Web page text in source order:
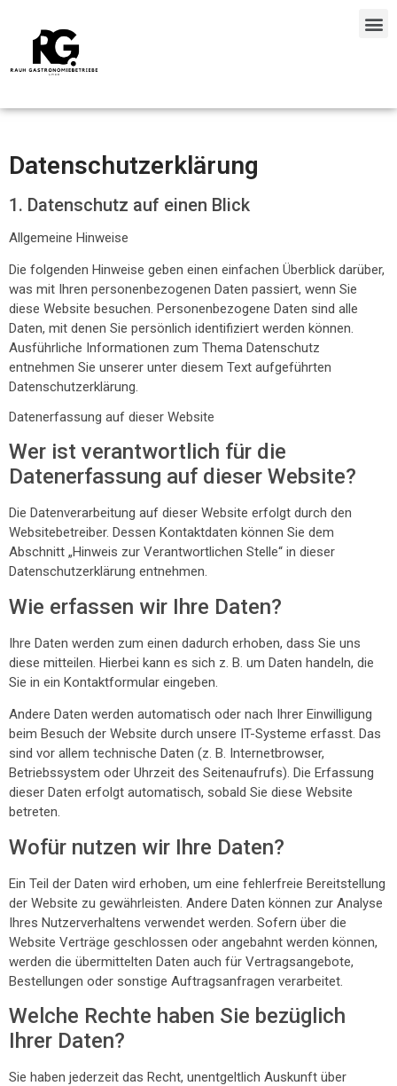
Datenschutz­erklärung
1. Datenschutz auf einen Blick
Allgemeine Hinweise
Die folgenden Hinweise geben einen einfachen Überblick darüber,
was mit Ihren personenbezogenen Daten passiert, wenn Sie
diese Website besuchen. Personenbezogene Daten sind alle
Daten, mit denen Sie persönlich identifiziert werden können.
Ausführliche Informationen zum Thema Datenschutz
entnehmen Sie unserer unter diesem Text aufgeführten
Datenschutzerklärung.
Datenerfassung auf dieser Website
Wer ist verantwortlich für die
Datenerfassung auf dieser Website?
Die Datenverarbeitung auf dieser Website erfolgt durch den
Websitebetreiber. Dessen Kontaktdaten können Sie dem
Abschnitt „Hinweis zur Verantwortlichen Stelle“ in dieser
Datenschutzerklärung entnehmen.
Wie erfassen wir Ihre Daten?
Ihre Daten werden zum einen dadurch erhoben, dass Sie uns
diese mitteilen. Hierbei kann es sich z. B. um Daten handeln, die
Sie in ein Kontaktformular eingeben.
Andere Daten werden automatisch oder nach Ihrer Einwilligung
beim Besuch der Website durch unsere IT-Systeme erfasst. Das
sind vor allem technische Daten (z. B. Internetbrowser,
Betriebssystem oder Uhrzeit des Seitenaufrufs). Die Erfassung
dieser Daten erfolgt automatisch, sobald Sie diese Website
betreten.
Wofür nutzen wir Ihre Daten?
Ein Teil der Daten wird erhoben, um eine fehlerfreie Bereitstellung
der Website zu gewährleisten. Andere Daten können zur Analyse
Ihres Nutzerverhaltens verwendet werden. Sofern über die
Website Verträge geschlossen oder angebahnt werden können,
werden die übermittelten Daten auch für Vertragsangebote,
Bestellungen oder sonstige Auftragsanfragen verarbeitet.
Welche Rechte haben Sie bezüglich
Ihrer Daten?
Sie haben jederzeit das Recht, unentgeltlich Auskunft über